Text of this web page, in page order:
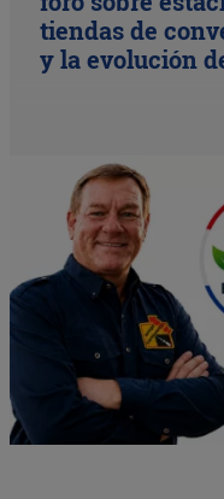
tiendas de
y la evolución